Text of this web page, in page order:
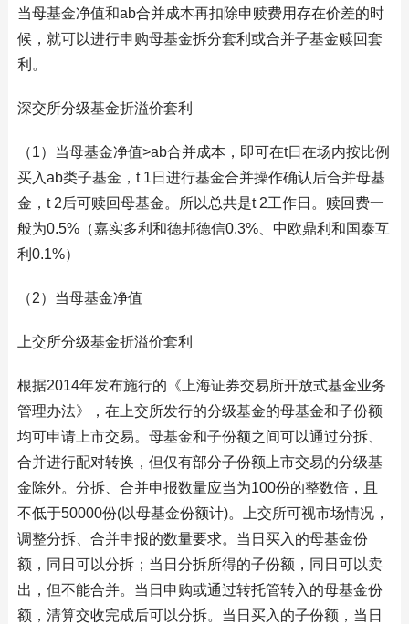
当母基金净值和ab合并成本再扣除申赎费用存在价差的时
候，就可以进行申购母基金拆分套利或合并子基金赎回套
利。
深交所分级基金折溢价套利
（1）当母基金净值>ab合并成本，即可在t日在场内按比例
买入ab类子基金，t 1日进行基金合并操作确认后合并母基
金，t 2后可赎回母基金。所以总共是t 2工作日。赎回费一
般为0.5%（嘉实多利和德邦德信0.3%、中欧鼎利和国泰互
利0.1%）
（2）当母基金净值
上交所分级基金折溢价套利
根据2014年发布施行的《上海证券交易所开放式基金业务
管理办法》，在上交所发行的分级基金的母基金和子份额
均可申请上市交易。母基金和子份额之间可以通过分拆、
合并进行配对转换，但仅有部分子份额上市交易的分级基
金除外。分拆、合并申报数量应当为100份的整数倍，且
不低于50000份(以母基金份额计)。上交所可视市场情况，
调整分拆、合并申报的数量要求。当日买入的母基金份
额，同日可以分拆；当日分拆所得的子份额，同日可以卖
出，但不能合并。当日申购或通过转托管转入的母基金份
额，清算交收完成后可以分拆。当日买入的子份额，当日